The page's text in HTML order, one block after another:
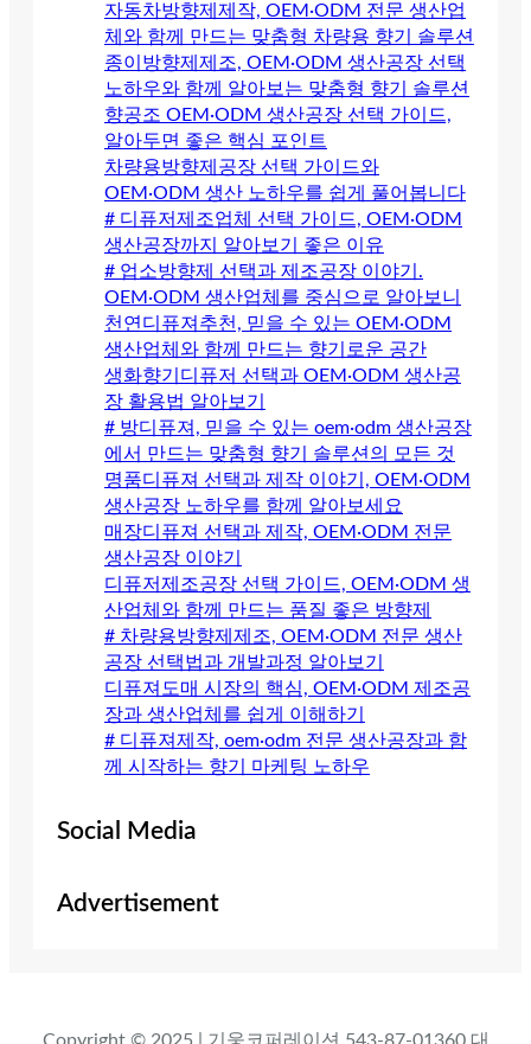
자동차방향제제작, OEM·ODM 전문 생산업
체와 함께 만드는 맞춤형 차량용 향기 솔루션
종이방향제제조, OEM·ODM 생산공장 선택
노하우와 함께 알아보는 맞춤형 향기 솔루션
향공조 OEM·ODM 생산공장 선택 가이드,
알아두면 좋은 핵심 포인트
차량용방향제공장 선택 가이드와
OEM·ODM 생산 노하우를 쉽게 풀어봅니다
# 디퓨저제조업체 선택 가이드, OEM·ODM
생산공장까지 알아보기 좋은 이유
# 업소방향제 선택과 제조공장 이야기.
OEM·ODM 생산업체를 중심으로 알아보니
천연디퓨져추천, 믿을 수 있는 OEM·ODM
생산업체와 함께 만드는 향기로운 공간
생화향기디퓨저 선택과 OEM·ODM 생산공
장 활용법 알아보기
# 방디퓨져, 믿을 수 있는 oem·odm 생산공장
에서 만드는 맞춤형 향기 솔루션의 모든 것
명품디퓨져 선택과 제작 이야기, OEM·ODM
생산공장 노하우를 함께 알아보세요
매장디퓨져 선택과 제작, OEM·ODM 전문
생산공장 이야기
디퓨저제조공장 선택 가이드, OEM·ODM 생
산업체와 함께 만드는 품질 좋은 방향제
# 차량용방향제제조, OEM·ODM 전문 생산
공장 선택법과 개발과정 알아보기
디퓨져도매 시장의 핵심, OEM·ODM 제조공
장과 생산업체를 쉽게 이해하기
# 디퓨져제작, oem·odm 전문 생산공장과 함
께 시작하는 향기 마케팅 노하우
Social Media
Advertisement